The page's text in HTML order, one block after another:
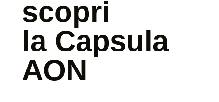
scopri
la Capsula
AON